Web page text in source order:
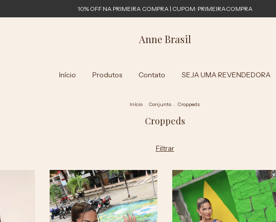
10% OFF NA PRIMEIRA COMPRA | CUPOM: PRIMEIRACOMPRA
Anne Brasil
Início Produtos Contato SEJA UMA REVENDEDORA
Início . Conjunto . Croppeds
Croppeds
Filtrar